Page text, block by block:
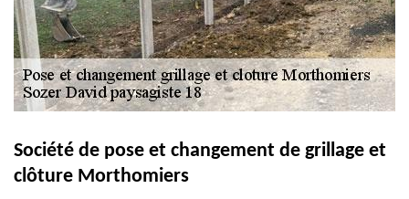
Société de pose et changement de grillage et
clôture Morthomiers